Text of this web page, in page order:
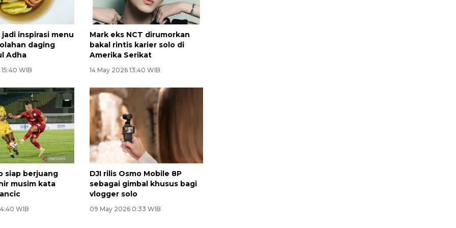
inspirasi menu
daging
Adha
WIB
Mark eks NCT dirumorkan
bakal rintis karier solo di
Amerika Serikat
14 May 2026 13:40 WIB
siap berjuang
musim kata
WIB
DJI rilis Osmo Mobile 8P
sebagai gimbal khusus bagi
vlogger solo
09 May 2026 0:33 WIB